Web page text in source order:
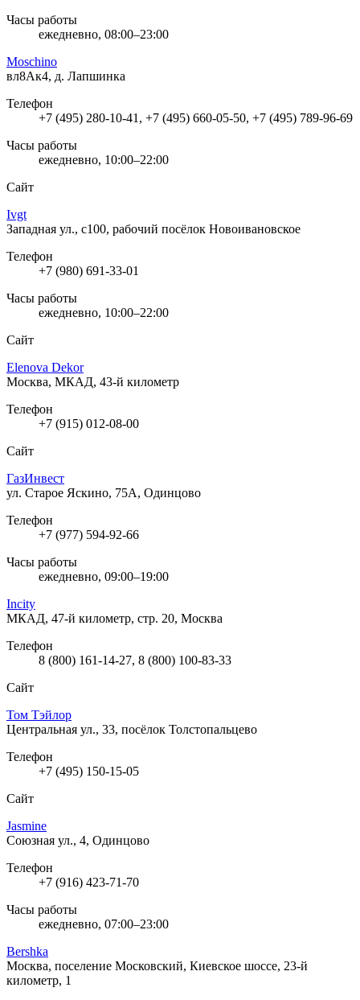
Часы работы
ежедневно, 08:00–23:00
Moschino
вл8Ак4, д. Лапшинка
Телефон
+7 (495) 280-10-41, +7 (495) 660-05-50, +7 (495) 789-96-69
Часы работы
ежедневно, 10:00–22:00
Сайт
Ivgt
Западная ул., с100, рабочий посёлок Новоивановское
Телефон
+7 (980) 691-33-01
Часы работы
ежедневно, 10:00–22:00
Сайт
Elenova Dekor
Москва, МКАД, 43-й километр
Телефон
+7 (915) 012-08-00
Сайт
ГазИнвест
ул. Старое Яскино, 75А, Одинцово
Телефон
+7 (977) 594-92-66
Часы работы
ежедневно, 09:00–19:00
Incity
МКАД, 47-й километр, стр. 20, Москва
Телефон
8 (800) 161-14-27, 8 (800) 100-83-33
Сайт
Том Тэйлор
Центральная ул., 33, посёлок Толстопальцево
Телефон
+7 (495) 150-15-05
Сайт
Jasmine
Союзная ул., 4, Одинцово
Телефон
+7 (916) 423-71-70
Часы работы
ежедневно, 07:00–23:00
Bershka
Москва, поселение Московский, Киевское шоссе, 23-й
километр, 1